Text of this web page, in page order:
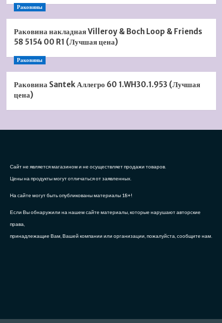
Раковины
Раковина накладная Villeroy & Boch Loop & Friends
58 5154 00 R1 (Лучшая цена)
Раковины
Раковина Santek Аллегро 60 1.WH30.1.953 (Лучшая
цена)
Сайт не является магазином и не осуществляет продажи товаров.
Цены на продукты могут отличаться от заявленных.
На сайте могут быть опубликованы материалы 18+!
Если Вы обнаружили на нашем сайте материалы, которые нарушают авторские
права,
принадлежащие Вам, Вашей компании или организации, пожалуйста, сообщите нам.